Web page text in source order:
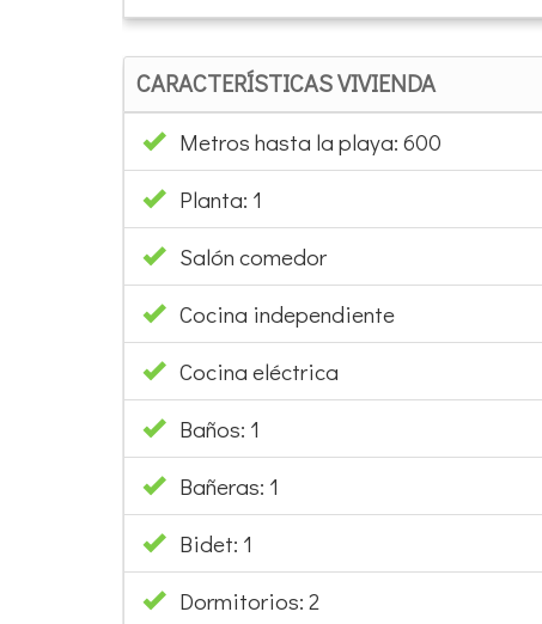
Metros hasta la playa: 600
Planta: 1
Salón comedor
Cocina independiente
Cocina eléctrica
Baños: 1
Bañeras: 1
Bidet: 1
Dormitorios: 2
Armarios: 2